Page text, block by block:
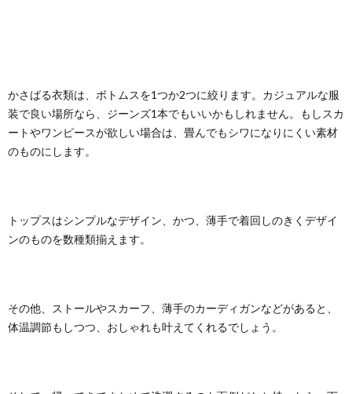
かさばる衣類は、ボトムスを1つか2つに絞ります。カジュアルな服
装で良い場所なら、ジーンズ1本でもいいかもしれません。もしスカ
ートやワンピースが欲しい場合は、畳んでもシワになりにくい素材
のものにします。
トップスはシンプルなデザイン、かつ、薄手で着回しのきくデザイ
ンのものを数種類揃えます。
その他、ストールやスカーフ、薄手のカーディガンなどがあると、
体温調節もしつつ、おしゃれも叶えてくれるでしょう。